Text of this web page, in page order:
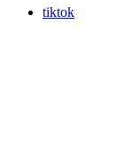
tiktok